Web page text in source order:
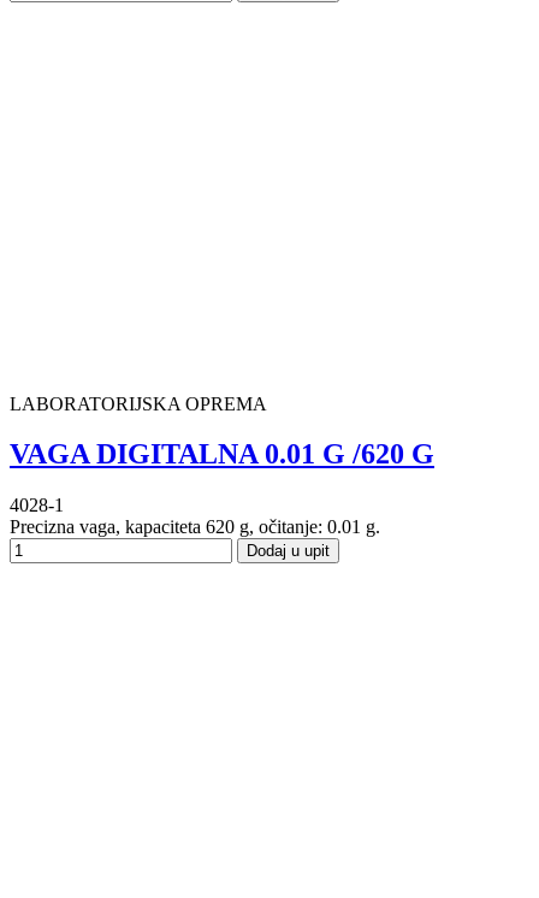
LABORATORIJSKA OPREMA
VAGA DIGITALNA 0.01 G /620 G
4028-1
Precizna vaga, kapaciteta 620 g, očitanje: 0.01 g.
Dodaj u upit